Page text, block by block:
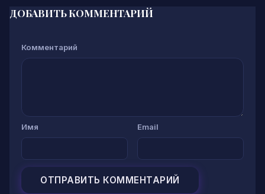
ДОБАВИТЬ КОММЕНТАРИЙ
Комментарий
Имя Email